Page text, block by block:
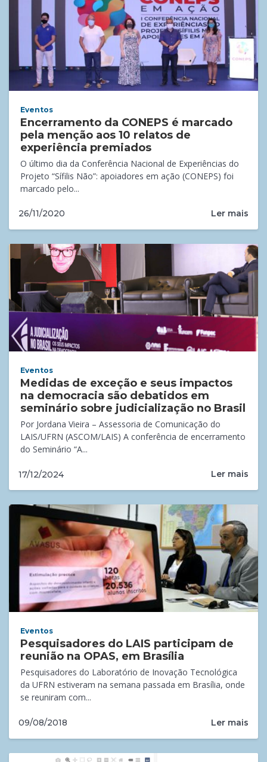
Eventos
Encerramento da CONEPS é marcado
pela menção aos 10 relatos de
experiência premiados
O último dia da Conferência Nacional de Experiências do
Projeto “Sífilis Não”: apoiadores em ação (CONEPS) foi
marcado pelo...
26/11/2020 Ler mais
Eventos
Medidas de exceção e seus impactos
na democracia são debatidos em
seminário sobre judicialização no Brasil
Por Jordana Vieira – Assessoria de Comunicação do
LAIS/UFRN (ASCOM/LAIS) A conferência de encerramento
do Seminário “A...
17/12/2024 Ler mais
Eventos
Pesquisadores do LAIS participam de
reunião na OPAS, em Brasília
Pesquisadores do Laboratório de Inovação Tecnológica
da UFRN estiveram na semana passada em Brasília, onde
se reuniram com...
09/08/2018 Ler mais